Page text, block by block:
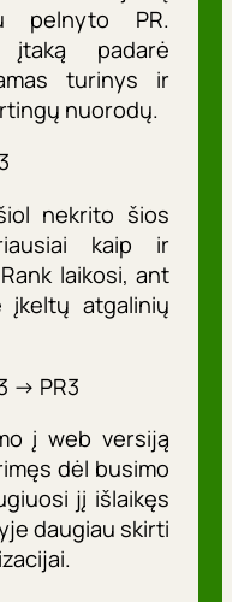
pelnyto PR.
įtaką padarė
turinys ir
nuorodų.
nekrito šios
kaip ir
laikosi, ant
įkeltų atgalinių
-> PR3
į web versiją
dėl busimo
jį išlaikęs
daugiau skirti